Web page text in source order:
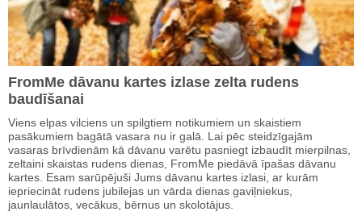
FromMe dāvanu kartes izlase zelta rudens
baudīšanai
Viens elpas vilciens un spilgtiem notikumiem un skaistiem
pasākumiem bagātā vasara nu ir galā. Lai pēc steidzīgajām
vasaras brīvdienām kā dāvanu varētu pasniegt izbaudīt mierpilnas,
zeltaini skaistas rudens dienas, FromMe piedāvā īpašas dāvanu
kartes. Esam sarūpējuši Jums dāvanu kartes izlasi, ar kurām
iepriecināt rudens jubilejas un vārda dienas gaviļniekus,
jaunlaulātos, vecākus, bērnus un skolotājus.